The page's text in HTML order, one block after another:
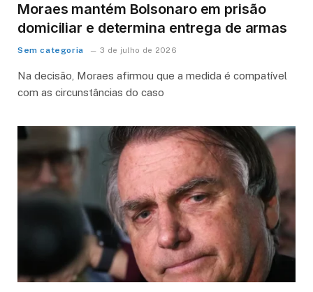
Moraes mantém Bolsonaro em prisão
domiciliar e determina entrega de armas
Sem categoria 3 de julho de 2026
Na decisão, Moraes afirmou que a medida é compatível
com as circunstâncias do caso